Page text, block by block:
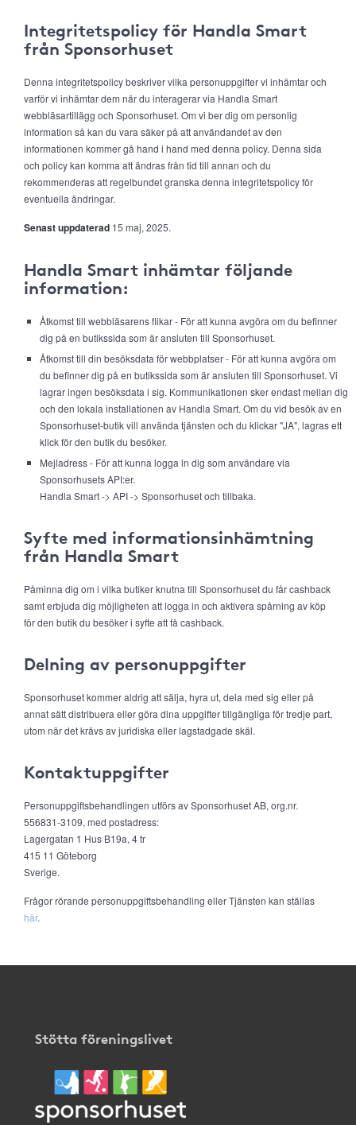
Integritetspolicy för Handla Smart
från Sponsorhuset
Denna integritetspolicy beskriver vilka personuppgifter vi inhämtar och
varför vi inhämtar dem när du interagerar via Handla Smart
webbläsartillägg och Sponsorhuset. Om vi ber dig om personlig
information så kan du vara säker på att användandet av den
informationen kommer gå hand i hand med denna policy. Denna sida
och policy kan komma att ändras från tid till annan och du
rekommenderas att regelbundet granska denna integritetspolicy för
eventuella ändringar.
Senast uppdaterad 15 maj, 2025.
Handla Smart inhämtar följande
information:
Åtkomst till webbläsarens flikar - För att kunna avgöra om du befinner
dig på en butikssida som är ansluten till Sponsorhuset.
Åtkomst till din besöksdata för webbplatser - För att kunna avgöra om
du befinner dig på en butikssida som är ansluten till Sponsorhuset. Vi
lagrar ingen besöksdata i sig. Kommunikationen sker endast mellan dig
och den lokala installationen av Handla Smart. Om du vid besök av en
Sponsorhuset-butik vill använda tjänsten och du klickar "JA", lagras ett
klick för den butik du besöker.
Mejladress - För att kunna logga in dig som användare via
Sponsorhusets API:er.
Handla Smart -> API -> Sponsorhuset och tillbaka.
Syfte med informationsinhämtning
från Handla Smart
Påminna dig om i vilka butiker knutna till Sponsorhuset du får cashback
samt erbjuda dig möjligheten att logga in och aktivera spårning av köp
för den butik du besöker i syfte att få cashback.
Delning av personuppgifter
Sponsorhuset kommer aldrig att sälja, hyra ut, dela med sig eller på
annat sätt distribuera eller göra dina uppgifter tillgängliga för tredje part,
utom när det krävs av juridiska eller lagstadgade skäl.
Kontaktuppgifter
Personuppgiftsbehandlingen utförs av Sponsorhuset AB, org.nr.
556831-3109, med postadress:
Lagergatan 1 Hus B19a, 4 tr
415 11 Göteborg
Sverige.
Frågor rörande personuppgiftsbehandling eller Tjänsten kan ställas
här.
Stötta föreningslivet